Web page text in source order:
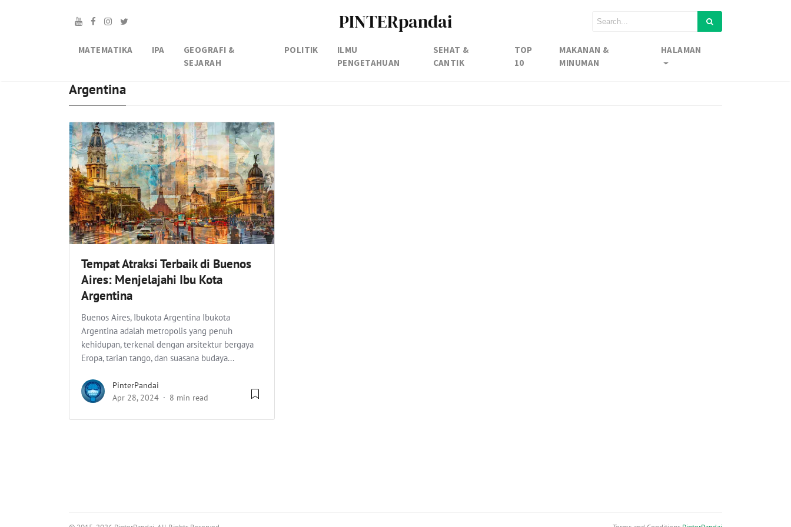
PINTERpandai
MATEMATIKA IPA
GEOGRAFI &
SEJARAH
POLITIK
ILMU
PENGETAHUAN
SEHAT &
CANTIK
TOP
10
MAKANAN &
MINUMAN
HALAMAN
Argentina
Tempat Atraksi Terbaik di Buenos
Aires: Menjelajahi Ibu Kota
Argentina
Buenos Aires, Ibukota Argentina Ibukota
Argentina adalah metropolis yang penuh
kehidupan, terkenal dengan arsitektur bergaya
Eropa, tarian tango, dan suasana budaya...
PinterPandai
Apr 28, 2024
8 min read